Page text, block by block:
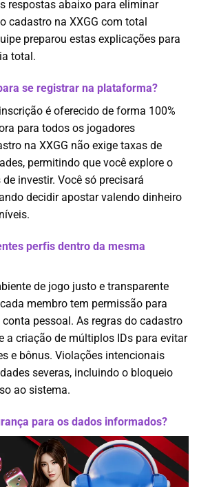
respostas abaixo para eliminar
cadastro na XXGG com total
preparou estas explicações para
total.
se registrar na plataforma?
é oferecido de forma 100%
para todos os jogadores
na XXGG não exige taxas de
permitindo que você explore o
investir. Você só precisará
decidir apostar valendo dinheiro
perfis dentro da mesma
de jogo justo e transparente
membro tem permissão para
pessoal. As regras do cadastro
a criação de múltiplos IDs para evitar
e bônus. Violações intencionais
severas, incluindo o bloqueio
ao sistema.
para os dados informados?